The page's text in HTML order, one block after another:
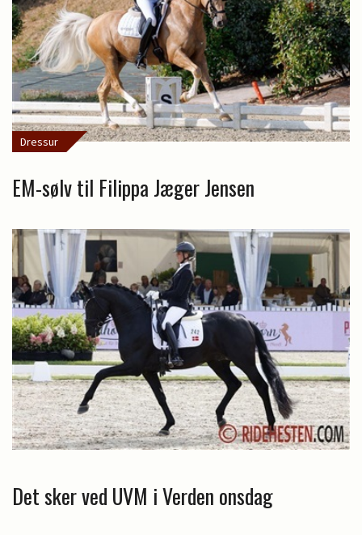
Dressur
EM-sølv til Filippa Jæger Jensen
Det sker ved UVM i Verden onsdag